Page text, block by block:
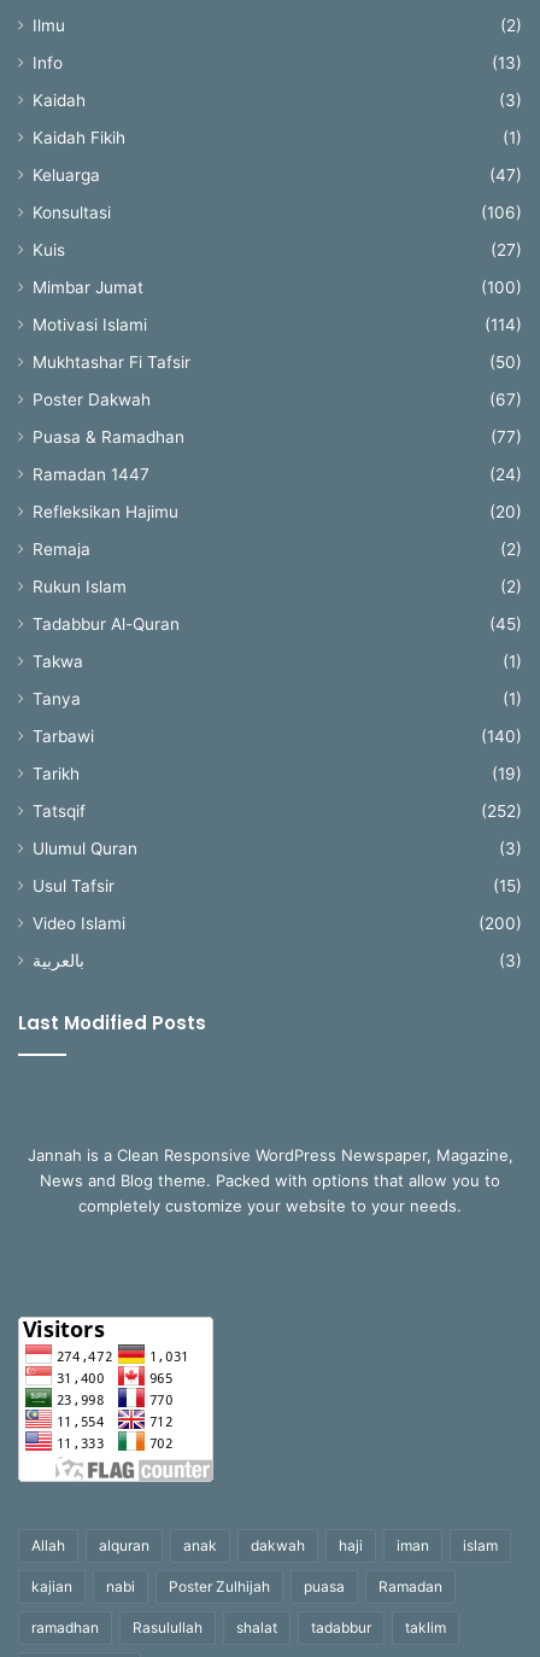
Ilmu
(2)
Info
(13)
Kaidah
(3)
Kaidah Fikih
(1)
Keluarga
(47)
Konsultasi
(106)
Kuis
(27)
Mimbar Jumat
(100)
Motivasi Islami
(114)
Mukhtashar Fi Tafsir
(50)
Poster Dakwah
(67)
Puasa & Ramadhan
(77)
Ramadan 1447
(24)
Refleksikan Hajimu
(20)
Remaja
(2)
Rukun Islam
(2)
Tadabbur Al-Quran
(45)
Takwa
(1)
Tanya
(1)
Tarbawi
(140)
Tarikh
(19)
Tatsqif
(252)
Ulumul Quran
(3)
Usul Tafsir
(15)
Video Islami
(200)
بالعربية
(3)
Last Modified Posts
Jannah is a Clean Responsive WordPress Newspaper, Magazine,
News and Blog theme. Packed with options that allow you to
completely customize your website to your needs.
Allah alquran anak dakwah haji iman islam
kajian nabi Poster Zulhijah puasa Ramadan
ramadhan Rasulullah shalat tadabbur taklim